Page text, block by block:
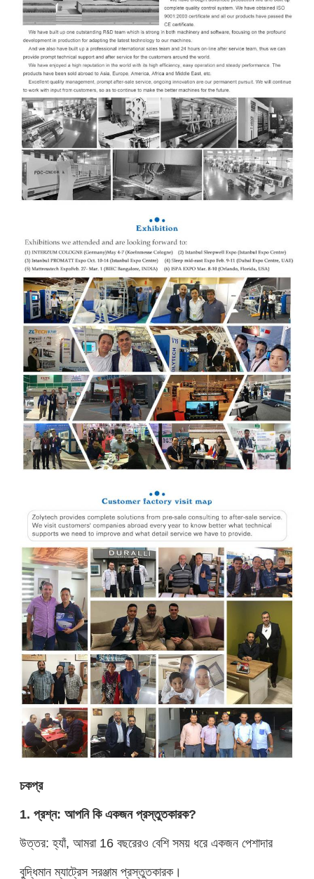
চকপ্র
1. প্রশ্ন: আপনি কি একজন প্রস্তুতকারক?
উত্তর: হ্যাঁ, আমরা 16 বছরেরও বেশি সময় ধরে একজন পেশাদার
বুদ্ধিমান ম্যাট্রেস সরঞ্জাম প্রস্তুতকারক।